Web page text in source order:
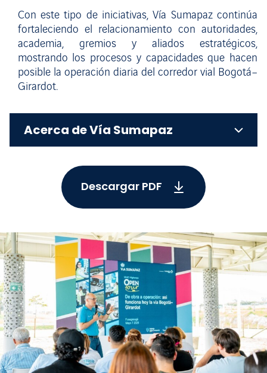
Con este tipo de iniciativas, Vía Sumapaz continúa
fortaleciendo el relacionamiento con autoridades,
academia, gremios y aliados estratégicos,
mostrando los procesos y capacidades que hacen
posible la operación diaria del corredor vial Bogotá–
Girardot.
Acerca de Vía Sumapaz
Descargar PDF